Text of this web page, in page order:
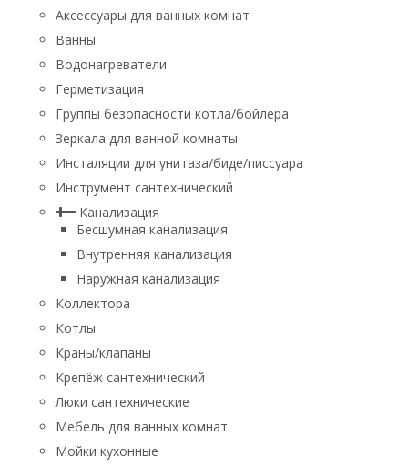
Аксессуары для ванных комнат
Ванны
Водонагреватели
Герметизация
Группы безопасности котла/бойлера
Зеркала для ванной комнаты
Инсталяции для унитаза/биде/писсуара
Инструмент сантехнический
Канализация
Бесшумная канализация
Внутренняя канализация
Наружная канализация
Коллектора
Котлы
Краны/клапаны
Крепёж сантехнический
Люки сантехнические
Мебель для ванных комнат
Мойки кухонные